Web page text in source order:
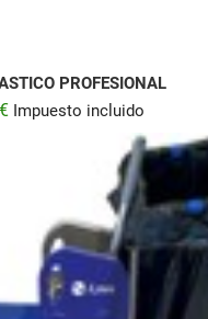
PROFESIONAL
€ Impuesto incluido